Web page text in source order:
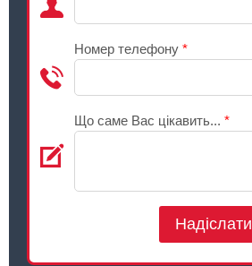
Номер телефону *
Що саме Вас цікавить... *
Надіслати